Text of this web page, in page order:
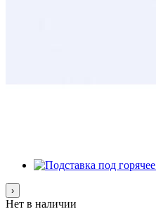
›
Нет в наличии